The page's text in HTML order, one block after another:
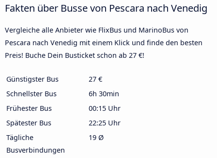
Fakten über Busse von Pescara nach Venedig
Vergleiche alle Anbieter wie FlixBus und MarinoBus von
Pescara nach Venedig mit einem Klick und finde den besten
Preis! Buche Dein Busticket schon ab 27 €!
Günstigster Bus
27 €
Schnellster Bus
6h 30min
Frühester Bus
00:15 Uhr
Spätester Bus
22:25 Uhr
Tägliche
Busverbindungen
19 Ø